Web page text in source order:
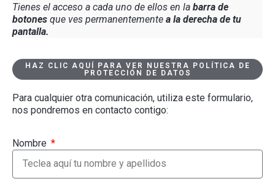
Tienes el acceso a cada uno de ellos en la barra de
botones que ves permanentemente a la derecha de tu
pantalla.
HAZ CLIC AQUÍ PARA VER NUESTRA POLÍTICA DE
PROTECCIÓN DE DATOS
Para cualquier otra comunicación, utiliza este formulario,
nos pondremos en contacto contigo:
Nombre